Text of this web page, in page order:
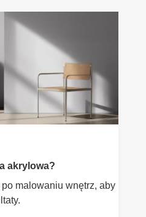
akrylowa?
malowaniu wnętrz, aby